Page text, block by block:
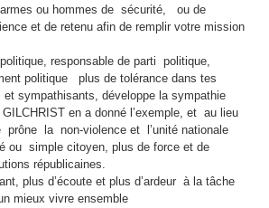
ou hommes de sécurité, ou de
et de retenu afin de remplir votre mission
responsable de parti politique,
politique plus de tolérance dans tes
sympathisants, développe la sympathie
en a donné l’exemple, et au lieu
prône la non-violence et l’unité nationale
ou simple citoyen, plus de force et de
républicaines.
plus d’écoute et plus d’ardeur à la tâche
mieux vivre ensemble